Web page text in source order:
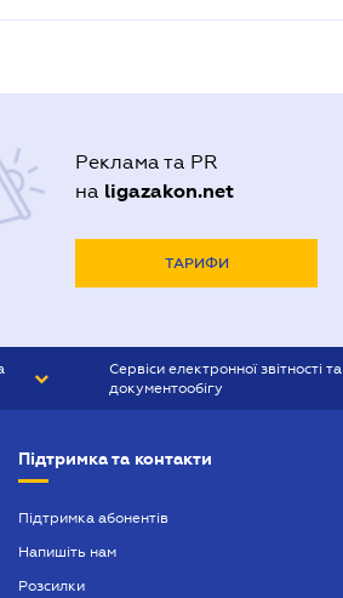
Реклама та PR
на ligazakon.net
ТАРИФИ
Сервіси електронної звітності та
документообігу
Підтримка та контакти
Підтримка абонентів
Напишіть нам
Розсилки